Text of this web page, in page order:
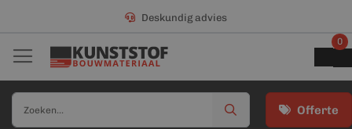
Deskundig advies
Offerte
0